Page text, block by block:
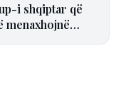
i shqiptar që
menaxhojnë